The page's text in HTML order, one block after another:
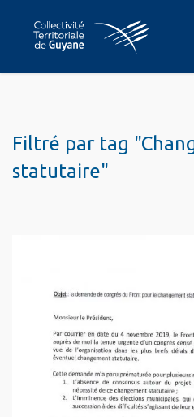
Filtré par tag
statutaire"